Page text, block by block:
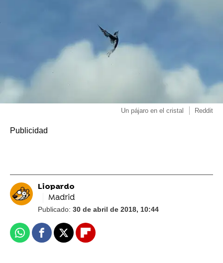
Un pájaro en el cristal Reddit
Liopardo
Madrid
Publicado: 30 de abril de 2018, 10:44
WhatsappFacebook
X Flipboard